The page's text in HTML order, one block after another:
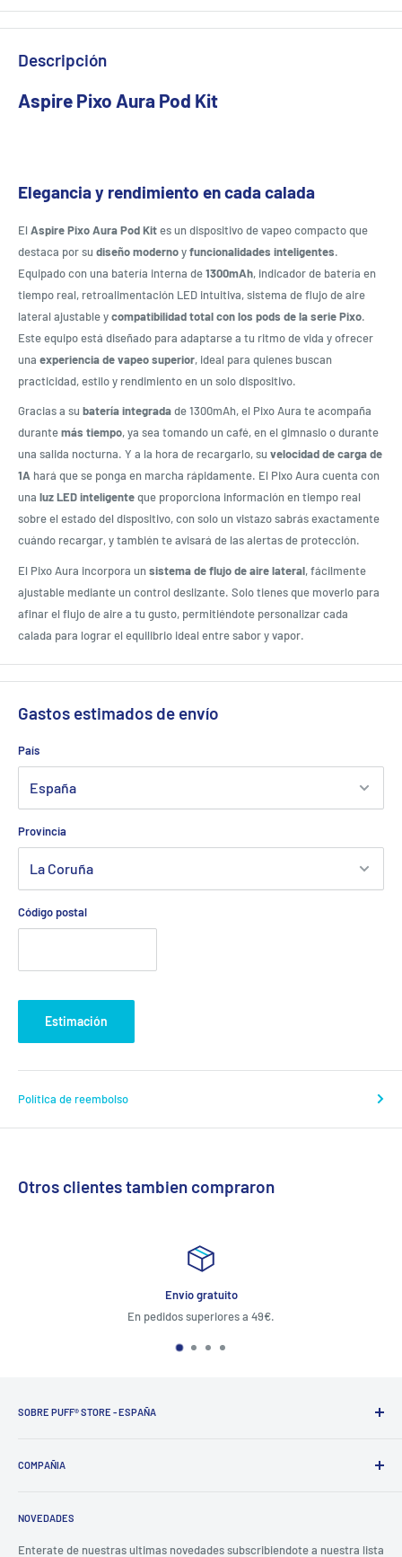
Descripción
Aspire Pixo Aura Pod Kit
Elegancia y rendimiento en cada calada
ElAspire Pixo Aura Pod Kites un dispositivo de vapeo compacto que
destaca por su diseño modernoyfuncionalidades inteligentes.
Equipado con una batería interna de1300mAh, indicador de batería en
tiempo real, retroalimentación LED intuitiva, sistema de flujo de aire
lateral ajustable ycompatibilidad total con los pods de la serie Pixo.
Este equipo está diseñado para adaptarse a tu ritmo de vida y ofrecer
una experiencia de vapeo superior, ideal para quienes buscan
practicidad, estilo y rendimiento en un solo dispositivo.
Gracias a su batería integradade 1300mAh, el Pixo Aura te acompaña
durantemás tiempo, ya sea tomando un café, en el gimnasio o durante
una salida nocturna. Y a la hora de recargarlo, su velocidad de carga de
1A hará que se ponga en marcha rápidamente. El Pixo Aura cuenta con
una luz LED inteligenteque proporciona información en tiempo real
sobre el estado del dispositivo, con solo un vistazo sabrás exactamente
cuándo recargar, y también te avisará de las alertas de protección.
El Pixo Aura incorpora unsistema de flujo de aire lateral, fácilmente
ajustable mediante un control deslizante. Solo tienes que moverlo para
afinar el flujo de aire a tu gusto, permitiéndote personalizar cada
calada para lograr el equilibrio ideal entre sabor y vapor.
Gastos estimados de envío
País
Provincia
Código postal
Estimación
Política de reembolso
Otros clientes tambien compraron
Envio gratuito
En pedidos superiores a 49€.
SOBRE PUFF® STORE - ESPAÑA
desarrollando productos seguros, certificados y de tendencia.
COMPAÑIA
Términos de Servicio
Envios
NOVEDADES
Enterate de nuestras ultimas novedades subscribiendote a nuestra lista